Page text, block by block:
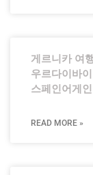
게르니카 여
우르다이바
스페인어게
READ MORE »